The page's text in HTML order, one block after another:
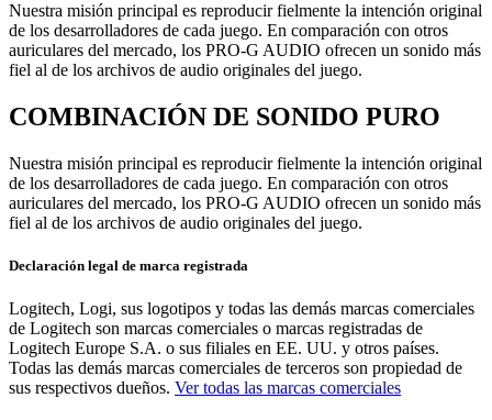
Nuestra misión principal es reproducir fielmente la intención original
de los desarrolladores de cada juego. En comparación con otros
auriculares del mercado, los PRO-G AUDIO ofrecen un sonido más
fiel al de los archivos de audio originales del juego.
COMBINACIÓN DE SONIDO PURO
Nuestra misión principal es reproducir fielmente la intención original
de los desarrolladores de cada juego. En comparación con otros
auriculares del mercado, los PRO-G AUDIO ofrecen un sonido más
fiel al de los archivos de audio originales del juego.
Declaración legal de marca registrada
Logitech, Logi, sus logotipos y todas las demás marcas comerciales
de Logitech son marcas comerciales o marcas registradas de
Logitech Europe S.A. o sus filiales en EE. UU. y otros países.
Todas las demás marcas comerciales de terceros son propiedad de
sus respectivos dueños. Ver todas las marcas comerciales